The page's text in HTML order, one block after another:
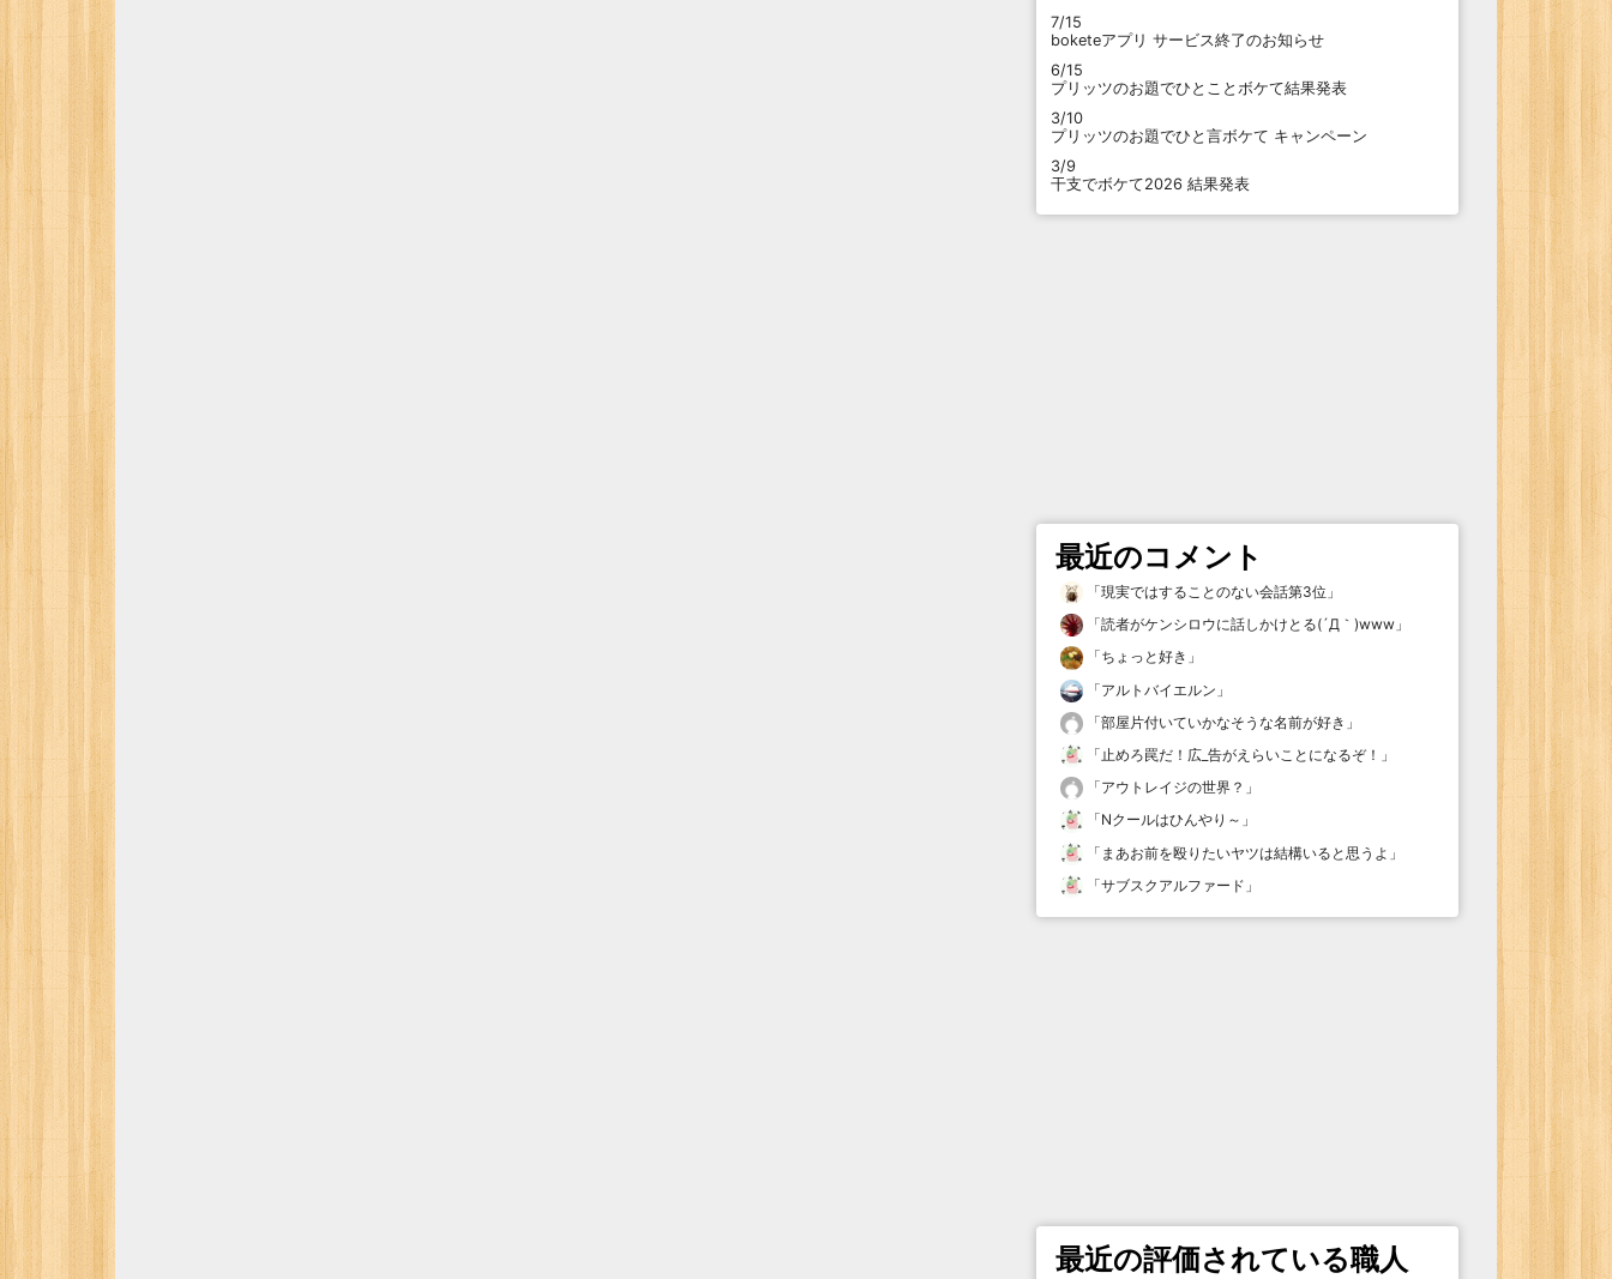
7/15
boketeアプリ サービス終了のお知らせ
6/15
プリッツのお題でひとことボケて結果発表
3/10
プリッツのお題でひと言ボケて キャンペーン
3/9
干支でボケて2026 結果発表
最近のコメント
「現実ではすることのない会話第3位 」
「読者がケンシロウに話しかけとる(´Д｀)www 」
「ちょっと好き 」
「アルトバイエルン 」
「部屋片付いていかなそうな名前が好き 」
「止めろ罠だ！広_告がえらいことになるぞ！ 」
「アウトレイジの世界？ 」
「Nクールはひんやり～ 」
「 まあお前を殴りたいヤツは結構いると思うよ 」
「サブスクアルファード 」
最近の評価されている職人